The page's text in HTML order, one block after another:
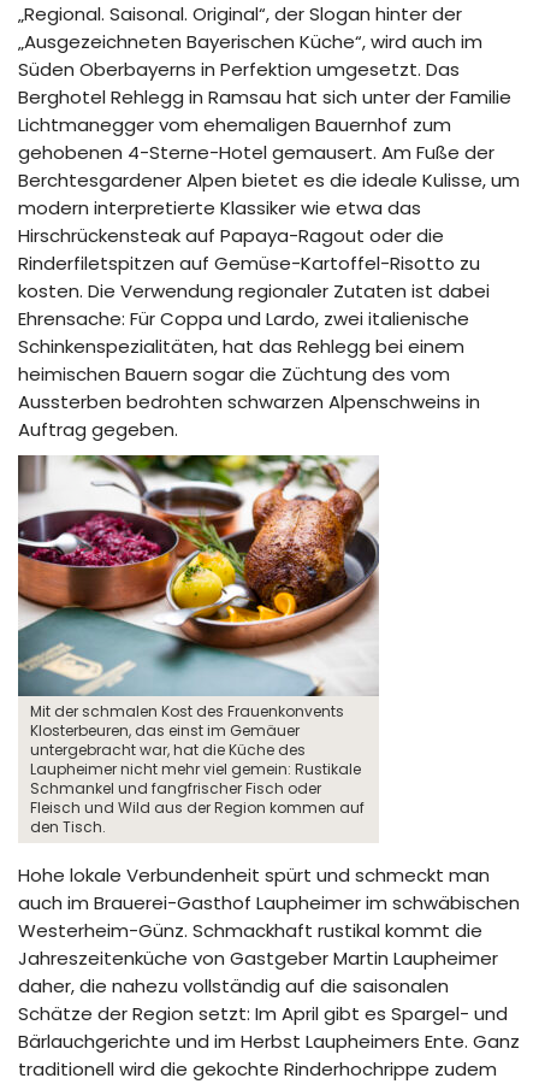
„Regional. Saisonal. Original“, der Slogan hinter der
„Ausgezeichneten Bayerischen Küche“, wird auch im
Süden Oberbayerns in Perfektion umgesetzt. Das
Berghotel Rehlegg in Ramsau hat sich unter der Familie
Lichtmanegger vom ehemaligen Bauernhof zum
gehobenen 4-Sterne-Hotel gemausert. Am Fuße der
Berchtesgardener Alpen bietet es die ideale Kulisse, um
modern interpretierte Klassiker wie etwa das
Hirschrückensteak auf Papaya-Ragout oder die
Rinderfiletspitzen auf Gemüse-Kartoffel-Risotto zu
kosten. Die Verwendung regionaler Zutaten ist dabei
Ehrensache: Für Coppa und Lardo, zwei italienische
Schinkenspezialitäten, hat das Rehlegg bei einem
heimischen Bauern sogar die Züchtung des vom
Aussterben bedrohten schwarzen Alpenschweins in
Auftrag gegeben.
Mit der schmalen Kost des Frauenkonvents
Klosterbeuren, das einst im Gemäuer
untergebracht war, hat die Küche des
Laupheimer nicht mehr viel gemein: Rustikale
Schmankel und fangfrischer Fisch oder
Fleisch und Wild aus der Region kommen auf
den Tisch.
Hohe lokale Verbundenheit spürt und schmeckt man
auch im Brauerei-Gasthof Laupheimer im schwäbischen
Westerheim-Günz. Schmackhaft rustikal kommt die
Jahreszeitenküche von Gastgeber Martin Laupheimer
daher, die nahezu vollständig auf die saisonalen
Schätze der Region setzt: Im April gibt es Spargel- und
Bärlauchgerichte und im Herbst Laupheimers Ente. Ganz
traditionell wird die gekochte Rinderhochrippe zudem